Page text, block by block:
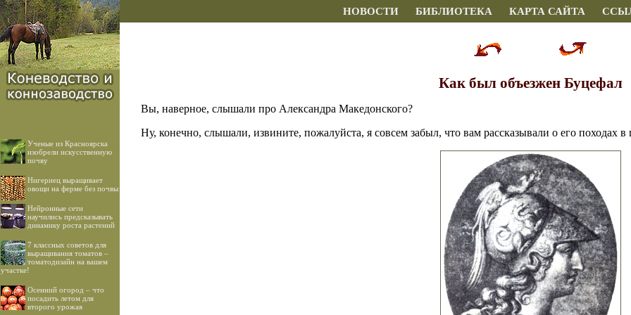
НОВОСТИ БИБЛИОТЕКА КАРТА САЙТА
Ученые из Красноярска
изобрели искусственную
почву
Нигериец выращивает
овощи на ферме без почвы
Нейронные сети
научились предсказывать
динамику роста растений
7 классных советов для
выращивания томатов –
томатодизайн на вашем
участке!
Осенний огород – что
посадить летом для
второго урожая
Как был объезжен Буцефал
Вы, наверное, слышали про Александра Македонского?
Ну, конечно, слышали, извините, пожалуйста, я совсем забыл, что вам рассказывали о его походах в